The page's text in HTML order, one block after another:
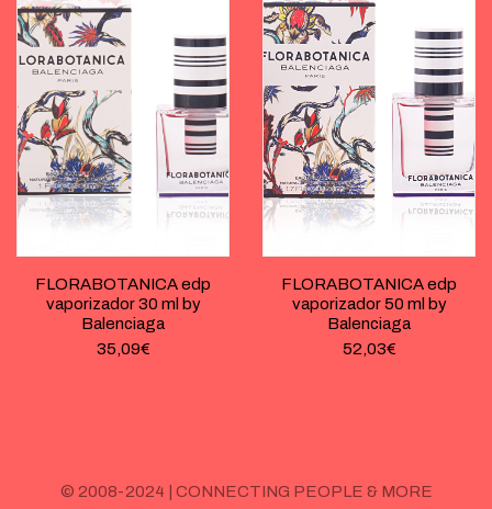
FLORABOTANICA edp
vaporizador 30 ml by
Balenciaga
35,09€
FLORABOTANICA edp
vaporizador 50 ml by
Balenciaga
52,03€
© 2008-2024 | CONNECTING PEOPLE & MORE